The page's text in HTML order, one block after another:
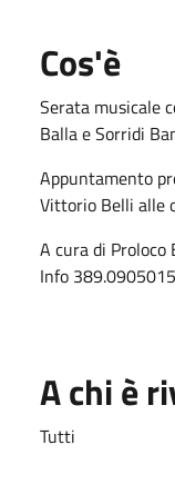
Cos'è
Serata musicale
Balla e Sorridi
Appuntamento
Vittorio Belli alle
A cura di Proloco
Info 389.0905015
A chi è
Tutti